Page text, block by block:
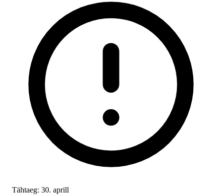
Tähtaeg: 30. aprill